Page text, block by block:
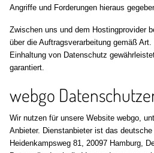
Angriffe und Forderungen hieraus
Zwischen uns und dem Hostingprovider
über die Auftragsverarbeitung gemäß
Einhaltung von Datenschutz
garantiert.
webgo
Wir nutzen für unsere Website webgo,
Anbieter. Dienstanbieter ist das deutsche
Heidenkampsweg 81, 20097 Hamburg,